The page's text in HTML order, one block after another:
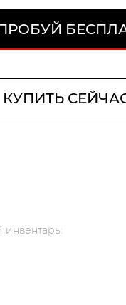
КУПИТЬ
инвентарь: